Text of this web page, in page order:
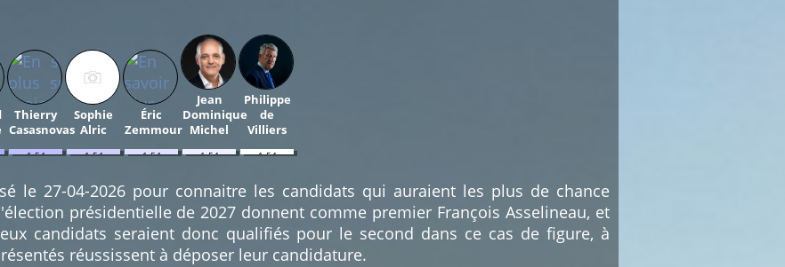
Thierry
Casasnovas
1.54
Sophie
Alric
1.54
Éric
Zemmour
1.54
Jean
Dominique
Michel
1.54
Philippe
de
Villiers
1.54
le 27-04-2026 pour connaitre les candidats qui auraient les plus de chance
présidentielle de 2027 donnent comme premier François Asselineau, et
candidats seraient donc qualifiés pour le second dans ce cas de figure, à
réussissent à déposer leur candidature.